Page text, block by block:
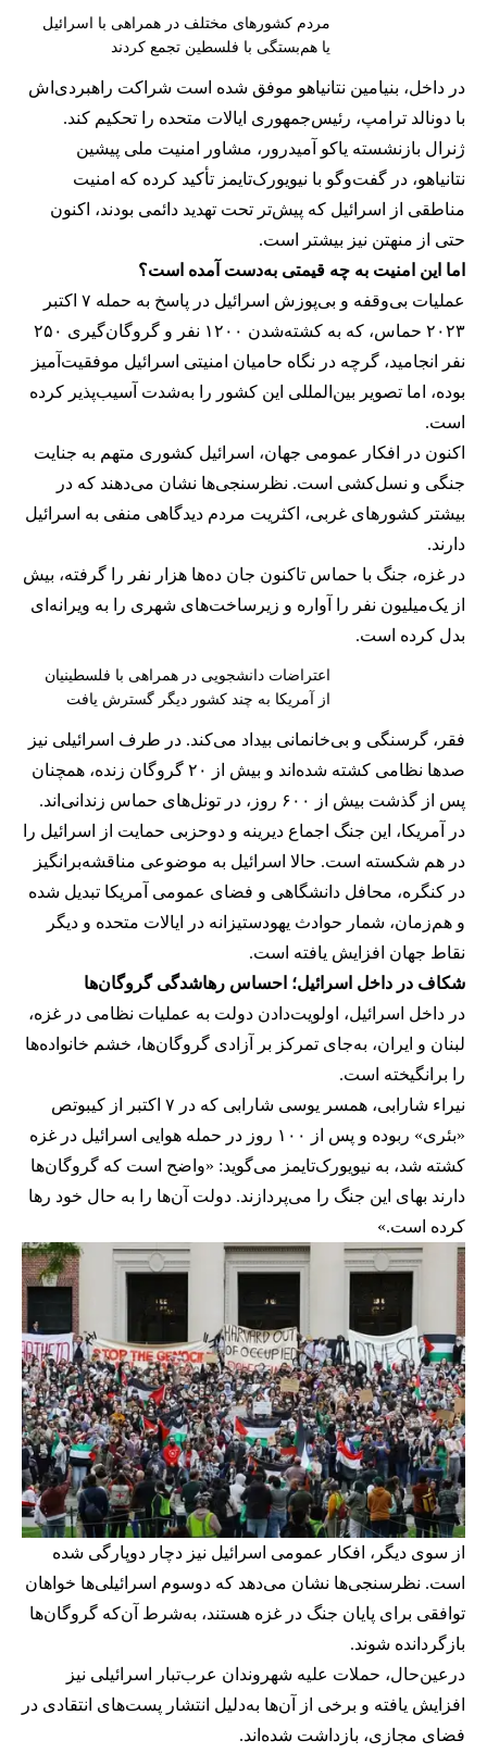
مردم کشورهای مختلف در همراهی با اسرائیل
یا هم‌بستگی با فلسطین تجمع کردند
در داخل، بنیامین نتانیاهو موفق شده است شراکت راهبردی‌اش
با دونالد ترامپ، رئیس‌جمهوری ایالات متحده را تحکیم کند.
ژنرال بازنشسته یاکو آمیدرور، مشاور امنیت ملی پیشین
نتانیاهو، در گفت‌وگو با نیویورک‌تایمز تأکید کرده که امنیت
مناطقی از اسرائیل که پیش‌تر تحت تهدید دائمی بودند، اکنون
حتی از منهتن نیز بیشتر است.
اما این امنیت به چه قیمتی به‌دست آمده است؟
عملیات بی‌وقفه و بی‌پوزش اسرائیل در پاسخ به حمله ۷ اکتبر
۲۰۲۳ حماس، که به کشته‌شدن ۱۲۰۰ نفر و گروگان‌گیری ۲۵۰
نفر انجامید، گرچه در نگاه حامیان امنیتی اسرائیل موفقیت‌آمیز
بوده، اما تصویر بین‌المللی این کشور را به‌شدت آسیب‌پذیر کرده
است.
اکنون در افکار عمومی جهان، اسرائیل کشوری متهم به جنایت
جنگی و نسل‌کشی است. نظرسنجی‌ها نشان می‌دهند که در
بیشتر کشورهای غربی، اکثریت مردم دیدگاهی منفی به اسرائیل
دارند.
در غزه، جنگ با حماس تاکنون جان ده‌ها هزار نفر را گرفته، بیش
از یک‌میلیون نفر را آواره و زیرساخت‌های شهری را به ویرانه‌ای
بدل کرده است.
اعتراضات دانشجویی در همراهی با فلسطینیان
از آمریکا به چند کشور دیگر گسترش یافت
فقر، گرسنگی و بی‌خانمانی بیداد می‌کند. در طرف اسرائیلی نیز
صدها نظامی کشته شده‌اند و بیش از ۲۰ گروگان زنده، همچنان
پس از گذشت بیش از ۶۰۰ روز، در تونل‌های حماس زندانی‌اند.
در آمریکا، این جنگ اجماع دیرینه و دوحزبی حمایت از اسرائیل را
در هم شکسته است. حالا اسرائیل به موضوعی مناقشه‌برانگیز
در کنگره، محافل دانشگاهی و فضای عمومی آمریکا تبدیل شده
و هم‌زمان، شمار حوادث یهودستیزانه در ایالات متحده و دیگر
نقاط جهان افزایش یافته است.
شکاف در داخل اسرائیل؛ احساس رهاشدگی گروگان‌ها
در داخل اسرائیل، اولویت‌دادن دولت به عملیات نظامی در غزه،
لبنان و ایران، به‌جای تمرکز بر آزادی گروگان‌ها، خشم خانواده‌ها
را برانگیخته است.
نیراء شارابی، همسر یوسی شارابی که در ۷ اکتبر از کیبوتص
«بئری» ربوده و پس از ۱۰۰ روز در حمله هوایی اسرائیل در غزه
کشته شد، به نیویورک‌تایمز می‌گوید: «واضح است که گروگان‌ها
دارند بهای این جنگ را می‌پردازند. دولت آن‌ها را به حال خود رها
کرده است.»
از سوی دیگر، افکار عمومی اسرائیل نیز دچار دوپارگی شده
است. نظرسنجی‌ها نشان می‌دهد که دوسوم اسرائیلی‌ها خواهان
توافقی برای پایان جنگ در غزه هستند، به‌شرط آن‌که گروگان‌ها
بازگردانده شوند.
درعین‌حال، حملات علیه شهروندان عرب‌تبار اسرائیلی نیز
افزایش یافته و برخی از آن‌ها به‌دلیل انتشار پست‌های انتقادی در
فضای مجازی، بازداشت شده‌اند.